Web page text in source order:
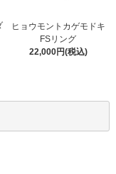
ヒョウモントカゲモドキ
FSリング
22,000円(税込)